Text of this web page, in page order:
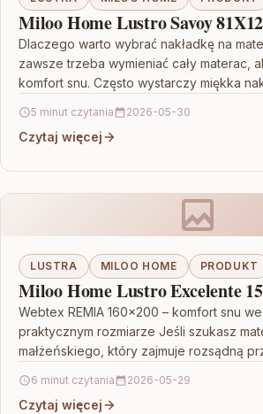
Miloo Home Lustro Savoy
Dlaczego warto wybrać nakładkę na
zawsze trzeba wymieniać cały materac,
komfort snu. Często wystarczy miękka
5 minut czytania 2026-05-30
Czytaj więcej
LUSTRA MILOO HOME PRODUKT
Miloo Home Lustro Excelente
Webtex REMIA 160×200 – komfort snu
praktycznym rozmiarze Jeśli szukasz
małżeńskiego, który zajmuje rozsądną
6 minut czytania 2026-05-29
Czytaj więcej